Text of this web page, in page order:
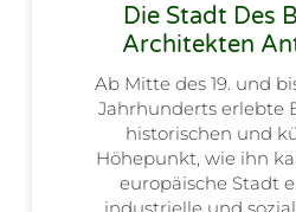
Die Stadt Des
Architekten
Ab Mitte des 19. und
Jahrhunderts erlebte
historischen und
Höhepunkt, wie ihn
europäische Stadt
industrielle und